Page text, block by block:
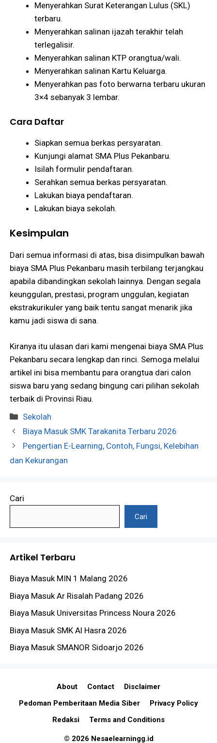
Menyerahkan Surat Keterangan Lulus (SKL)
terbaru.
Menyerahkan salinan ijazah terakhir telah
terlegalisir.
Menyerahkan salinan KTP orangtua/wali.
Menyerahkan salinan Kartu Keluarga.
Menyerahkan pas foto berwarna terbaru ukuran
3×4 sebanyak 3 lembar.
Cara Daftar
Siapkan semua berkas persyaratan.
Kunjungi alamat SMA Plus Pekanbaru.
Isilah formulir pendaftaran.
Serahkan semua berkas persyaratan.
Lakukan biaya pendaftaran.
Lakukan biaya sekolah.
Kesimpulan
Dari semua informasi di atas, bisa disimpulkan bawah
biaya SMA Plus Pekanbaru masih terbilang terjangkau
apabila dibandingkan sekolah lainnya. Dengan segala
keunggulan, prestasi, program unggulan, kegiatan
ekstrakurikuler yang baik tentu sangat menarik jika
kamu jadi siswa di sana.
Kiranya itu ulasan dari kami mengenai biaya SMA Plus
Pekanbaru secara lengkap dan rinci. Semoga melalui
artikel ini bisa membantu para orangtua dari calon
siswa baru yang sedang bingung cari pilihan sekolah
terbaik di Provinsi Riau.
Kategori
Sekolah
Biaya Masuk SMK Tarakanita Terbaru 2026
Pengertian E-Learning, Contoh, Fungsi, Kelebihan
dan Kekurangan
Cari
Cari
Artikel Terbaru
Biaya Masuk MIN 1 Malang 2026
Biaya Masuk Ar Risalah Padang 2026
Biaya Masuk Universitas Princess Noura 2026
Biaya Masuk SMK Al Hasra 2026
Biaya Masuk SMANOR Sidoarjo 2026
About Contact
Disclaimer
Pedoman Pemberitaan Media Siber
Privacy Policy
Redaksi
Terms and Conditions
© 2026 Nesaelearningg.id